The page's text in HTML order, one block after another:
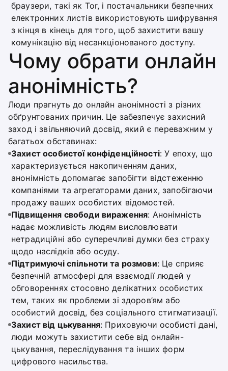
браузери, такі як Tor, і постачальники безпечних
електронних листів використовують шифрування
з кінця в кінець для того, щоб захистити вашу
комунікацію від несанкціонованого доступу.
Чому обрати онлайн
анонімність?
Люди прагнуть до онлайн анонімності з різних
обґрунтованих причин. Це забезпечує захисний
заход і звільняючий досвід, який є переважним у
багатьох обставинах:
Захист особистої конфіденційності: У епоху, що
характеризується накопиченням даних,
анонімність допомагає запобігти відстеженню
компаніями та агрегаторами даних, запобігаючи
продажу ваших особистих відомостей.
Підвищення свободи вираження: Анонімність
надає можливість людям висловлювати
нетрадиційні або суперечливі думки без страху
щодо наслідків або осуду.
Підтримуючі спільноти та розмови: Це сприяє
безпечній атмосфері для взаємодії людей у
обговореннях стосовно делікатних особистих
тем, таких як проблеми зі здоров’ям або
особистий досвід, без соціального стигматизації.
Захист від цькування: Приховуючи особисті дані,
люди можуть захистити себе від онлайн-
цькування, переслідування та інших форм
цифрового насильства.